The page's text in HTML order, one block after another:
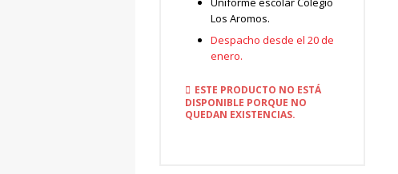
Los Aromos.
Despacho desde el 20 de
enero.
ESTE PRODUCTO NO ESTÁ
DISPONIBLE PORQUE NO
QUEDAN EXISTENCIAS.